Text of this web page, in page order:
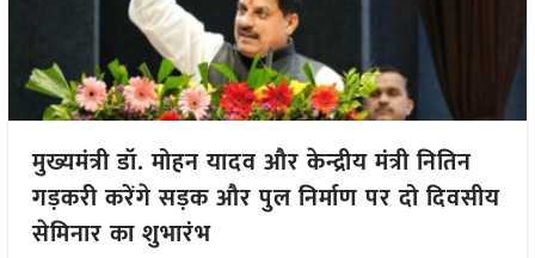
मुख्यमंत्री डॉ. मोहन यादव और केन्द्रीय मंत्री नितिन
गड़करी करेंगे सड़क और पुल निर्माण पर दो दिवसीय
सेमिनार का शुभारंभ